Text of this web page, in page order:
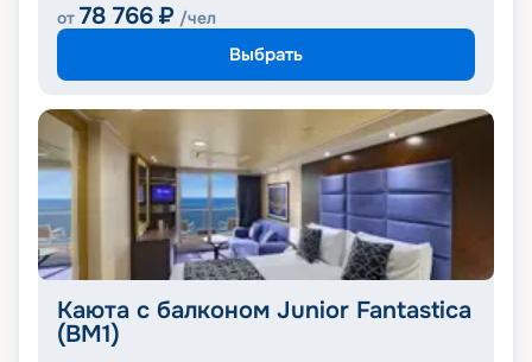
от 78 766 ₽ /чел
Выбрать
Каюта с балконом Junior Fantastica
(BM1)